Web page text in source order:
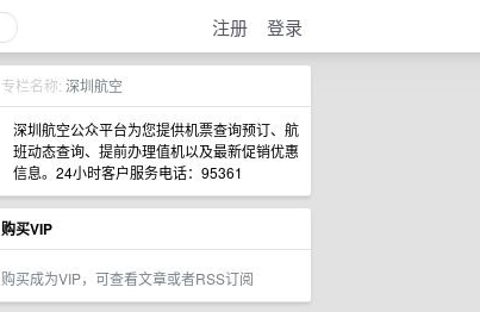
注册 登录
专栏名称: 深圳航空
深圳航空公众平台为您提供机票查询预订、航
班动态查询、提前办理值机以及最新促销优惠
信息。24小时客户服务电话：95361
购买VIP
购买成为VIP，可查看文章或者RSS订阅